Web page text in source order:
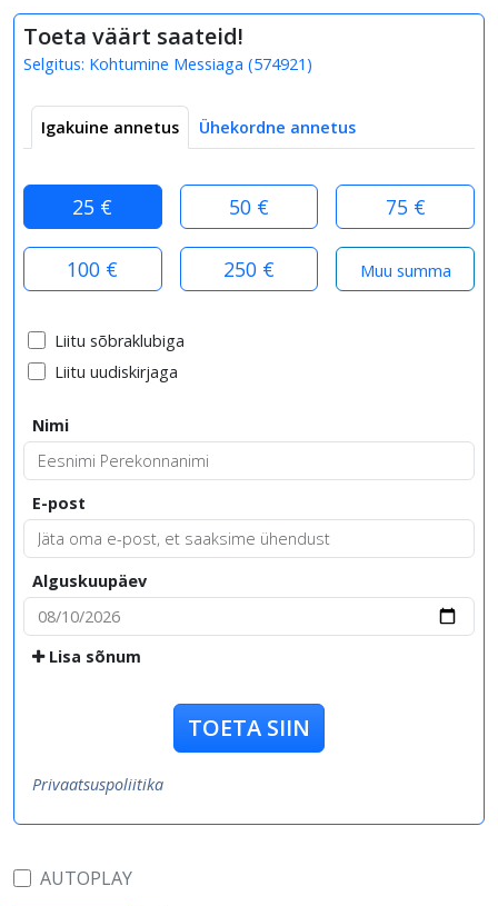
Toeta väärt saateid!
Selgitus: Kohtumine Messiaga (574921 )
Igakuine annetus Ühekordne annetus
25 € 50 € 75 €
100 € 250 €
Liitu sõbraklubiga
Liitu uudiskirjaga
Nimi
E-post
Alguskuupäev
Lisa sõnum
TOETA SIIN
Privaatsuspoliitika
AUTOPLAY